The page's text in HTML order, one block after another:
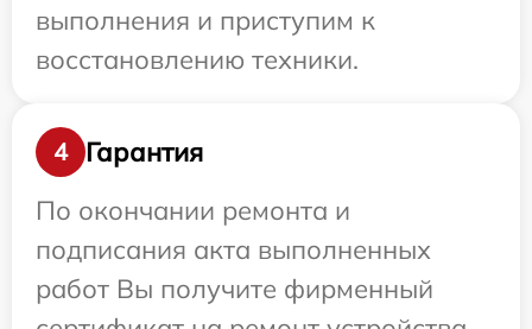
выполнения и приступим к
восстановлению техники.
4
Гарантия
По окончании ремонта и
подписания акта выполненных
работ Вы получите фирменный